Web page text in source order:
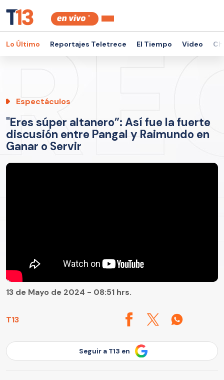
Lo Último Reportajes Teletrece El Tiempo Video
Espectáculos
"Eres súper altanero”: Así fue la fuerte
discusión entre Pangal y Raimundo en
Ganar o Servir
T13
13 de Mayo de 2024 - 08:51 hrs.
Seguir a T13 en